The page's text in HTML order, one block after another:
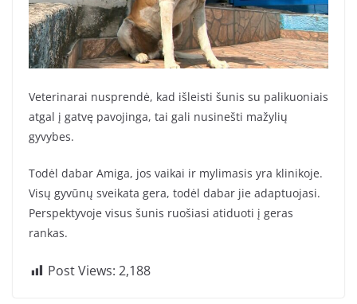
Veterinarai nusprendė, kad išleisti šunis su palikuoniais
atgal į gatvę pavojinga, tai gali nusinešti mažylių
gyvybes.
Todėl dabar Amiga, jos vaikai ir mylimasis yra klinikoje.
Visų gyvūnų sveikata gera, todėl dabar jie adaptuojasi.
Perspektyvoje visus šunis ruošiasi atiduoti į geras
rankas.
Post Views: 2,188